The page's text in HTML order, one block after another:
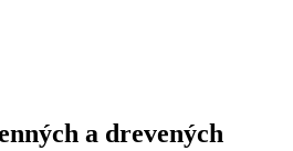
a drevených